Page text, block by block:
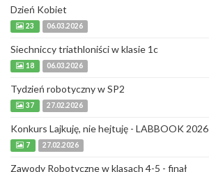
Dzień Kobiet
23 06.03.2026
Siechniccy triathloniści w klasie 1c
18 06.03.2026
Tydzień robotyczny w SP2
37 27.02.2026
Konkurs Lajkuję, nie hejtuję - LABBOOK 2026
7 27.02.2026
Zawody Robotyczne w klasach 4-5 - finał